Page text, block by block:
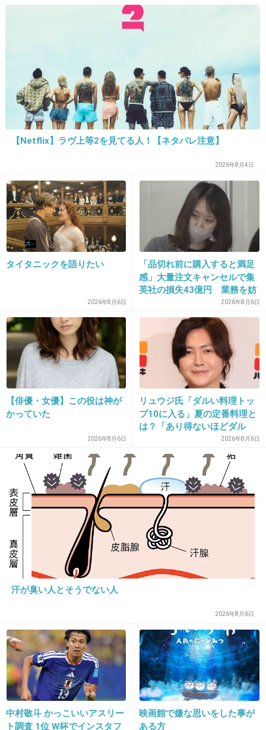
テレビ局勤務で高給取りで退職したらタレント
として高給取り
本当に羨ましいです
+103 -7
読んだけど…うわぁ…大変そう
「未来の教祖様に？」高島彩、妊娠のウラ
で、姑との宗教問題再熱の兆し- 記事詳細
｜Infoseekニュース
news.infoseek.co.jp
2011年10月に、ゆず・北川悠仁と入籍した高島彩が、2日に妊娠6カ月を報
告した。一時は不妊治療中ともいわれた高島だった-楽天が運営するニュー
+56 -5
22. 匿名 2015/10/10(土) 15:00:31
だいたい宗教団体というのは人を救うのではな
く、
人を人生の線路から脱線させるもの、
転落人生にさせるものでしかない悪魔の集団だ
と思う。
宗教をやりたいのであれば、自分が信じた宗教
を個人で
信仰していればそれでよいのだと思う。
私は宗教が嫌いだとは言わない。宗教ではな
く、
それを利用して金儲けなどする宗教団体が心底
嫌いだ。
+284 -11
→賛否両論、場所によって全
然違う「コンビニバイトの方
【Netflix】ラヴ上等2を見てる人！【ネタバレ注意】
2026年8月4日
タイタニックを語りたい
2026年8月6日
「品切れ前に購入すると満足
感」大量注文キャンセルで集
英社の損失43億円 業務を妨
害した疑いで32歳女を逮捕
2026年8月6日
【俳優・女優】この役は神が
かっていた
2026年8月6日
リュウジ氏「ダルい料理トッ
プ10に入る」夏の定番料理と
は？「あり得ないほどダル
2026年8月6日
汗が臭い人とそうでない人
2026年8月6日
中村敬斗 かっこいいアスリー
ト調査 1位 W杯でインスタフ
映画館で嫌な思いをした事が
ある方